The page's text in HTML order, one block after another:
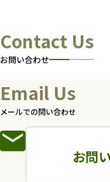
Contact Us
お問い合わせ
Email Us
メールでの問い合わせ
お問